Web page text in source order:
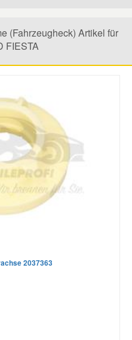
(Fahrzeugheck) Artikel für
FIESTA
2037363